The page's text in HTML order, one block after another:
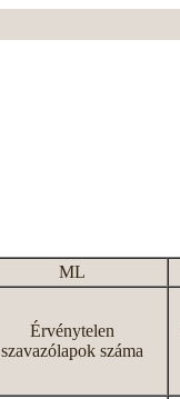
ML
Érvénytelen
szavazólapok száma